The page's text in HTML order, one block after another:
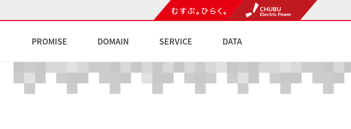
PROMISE DOMAIN SERVICE DATA